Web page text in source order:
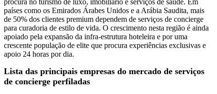
procura no turismo de luxo, imobiliário e serviços de saúde. Em
países como os Emirados Árabes Unidos e a Arábia Saudita, mais
de 50% dos clientes premium dependem de serviços de concierge
para curadoria de estilo de vida. O crescimento nesta região é ainda
apoiado pela expansão da infra-estrutura hoteleira e por uma
crescente população de elite que procura experiências exclusivas e
apoio 24 horas por dia.
Lista das principais empresas do mercado de serviços
de concierge perfiladas